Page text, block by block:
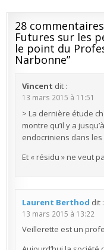
28
Futures sur les
le point du
Narbonne”
Vincent dit :
13 mars 2015 à 11:51
> La dernière étude
montre qu’il y a
endocriniens dans
Et « résidu » ne veut
Laurent Berthod dit :
13 mars 2015 à 13:22
Veillerette est un